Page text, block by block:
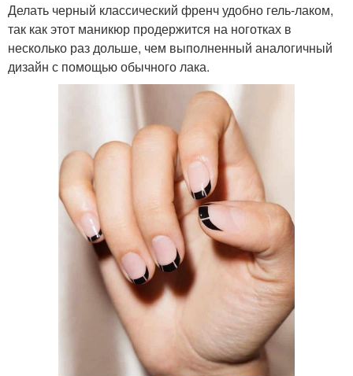
Делать черный классический френч удобно гель-лаком,
так как этот маникюр продержится на ноготках в
несколько раз дольше, чем выполненный аналогичный
дизайн с помощью обычного лака.